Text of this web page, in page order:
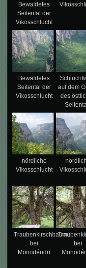
Bewaldetes
Seitental der
Vikosschlucht
Bewaldetes
Seitental der
Vikosschlucht
auf dem
des
nördliche
Vikosschlucht
Traubenkirschbaum
bei
Monodéndri
bei